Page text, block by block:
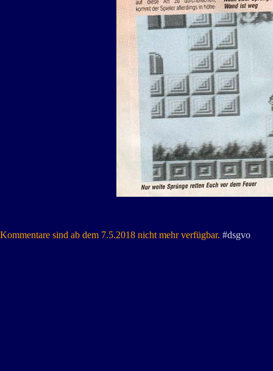
Kommentare sind ab dem 7.5.2018 nicht mehr verfügbar. #dsgvo